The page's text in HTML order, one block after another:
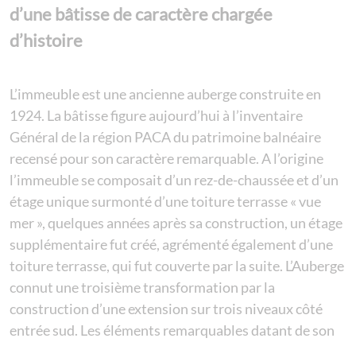
d’une bâtisse de caractère chargée
d’histoire
L’immeuble est une ancienne auberge construite en
1924. La bâtisse figure aujourd’hui à l’inventaire
Général de la région PACA du patrimoine balnéaire
recensé pour son caractère remarquable. A l’origine
l’immeuble se composait d’un rez-de-chaussée et d’un
étage unique surmonté d’une toiture terrasse « vue
mer », quelques années après sa construction, un étage
supplémentaire fut créé, agrémenté également d’une
toiture terrasse, qui fut couverte par la suite. L’Auberge
connut une troisième transformation par la
construction d’une extension sur trois niveaux côté
entrée sud. Les éléments remarquables datant de son